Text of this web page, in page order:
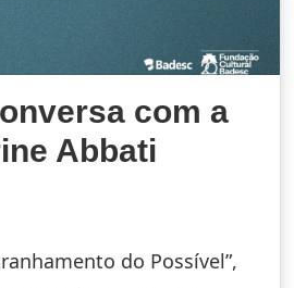
com a
Abbati
do Possível”,